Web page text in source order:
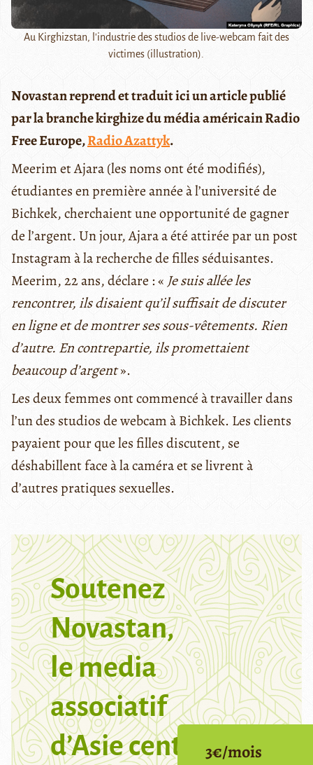
Au Kirghizstan, l'industrie des studios de live-webcam fait des
victimes (illustration).
Novastan reprend et traduit ici un article publié
par la branche kirghize du média américain Radio
Free Europe,Radio Azattyk.
Meerim et Ajara (les noms ont été modifiés),
étudiantes en première année à l’université de
Bichkek, cherchaient une opportunité de gagner
de l’argent. Un jour, Ajara a été attirée par un post
Instagram à la recherche de filles séduisantes.
Meerim, 22 ans, déclare : « Je suis allée les
rencontrer, ils disaient qu’il suffisait de discuter
en ligne et de montrer ses sous-vêtements. Rien
d’autre. En contrepartie, ils promettaient
beaucoup d’argent».
Les deux femmes ont commencé à travailler dans
l’un des studios de webcam à Bichkek. Les clients
payaient pour que les filles discutent, se
déshabillent face à la caméra et se livrent à
d’autres pratiques sexuelles.
Soutenez
Novastan,
le media
associatif
d’Asie centrale3€/mois